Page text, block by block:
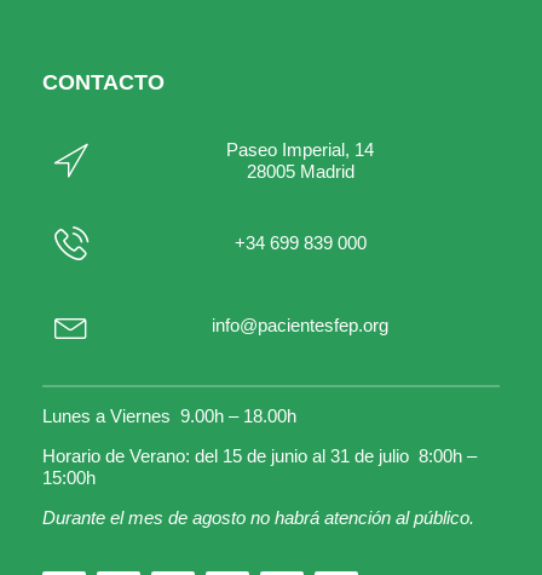
CONTACTO
Paseo Imperial, 14
28005 Madrid
+34 699 839 000
info@pacientesfep.org
Lunes a Viernes 9.00h – 18.00h
Horario de Verano: del 15 de junio al 31 de julio 8:00h –
15:00h
Durante el mes de agosto no habrá atención al público.